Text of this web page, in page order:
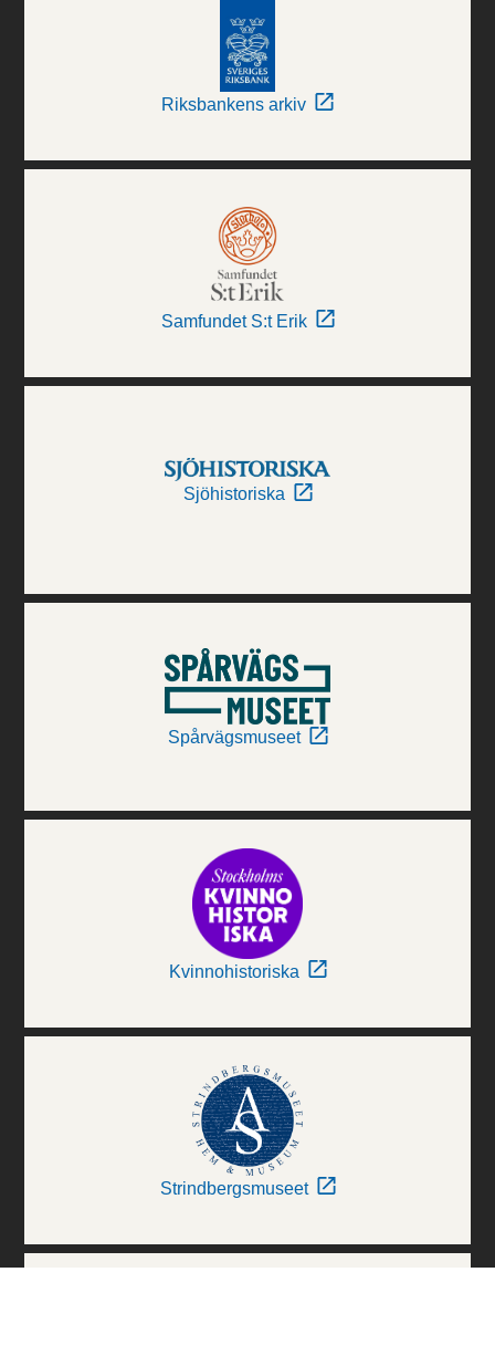
Riksbankens arkiv
Samfundet S:t Erik
Sjöhistoriska
Spårvägsmuseet
Kvinnohistoriska
Strindbergsmuseet